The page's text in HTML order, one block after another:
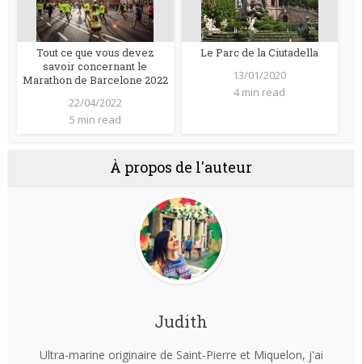
Tout ce que vous devez
savoir concernant le
Marathon de Barcelone 2022
22/04/2022
5 min read
Le Parc de la Ciutadella
13/01/2020
4 min read
À propos de l'auteur
Judith
Ultra-marine originaire de Saint-Pierre et Miquelon, j'ai